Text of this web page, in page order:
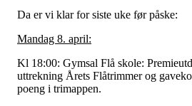
Da er vi klar for siste uke før påske:
Mandag 8. april:
Kl 18:00: Gymsal Flå skole:
uttrekning Årets Flåtrimmer og
poeng i trimappen.